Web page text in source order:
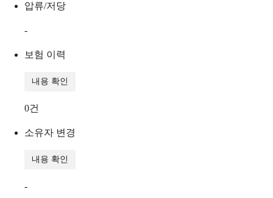
압류/저당
-
보험 이력
내용 확인
0건
소유자 변경
내용 확인
-